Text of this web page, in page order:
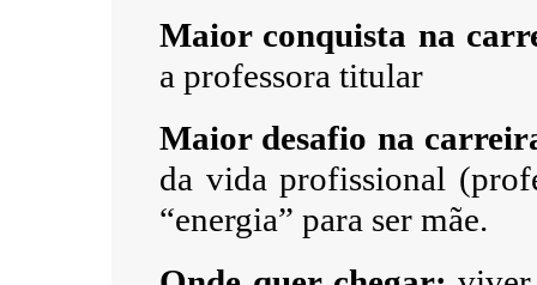
Maior conquista na
a professora titular
Maior desafio na
da vida profissional
“energia” para ser mãe.